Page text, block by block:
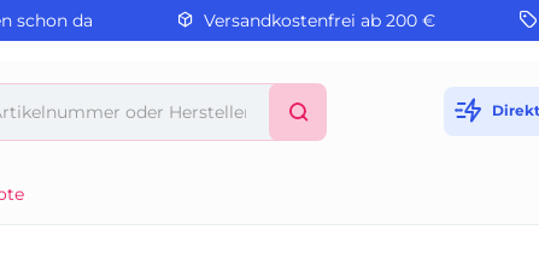
schon da Versandkostenfrei ab 200 €